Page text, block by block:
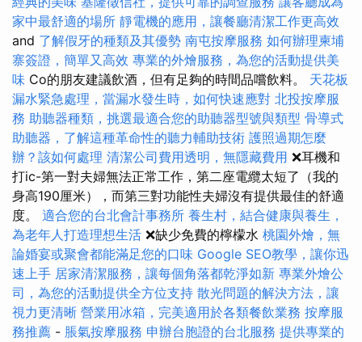
家中最舒適的場所 靜電機的應用，讓餐廳清潔工作更高效
and 了解假牙的種類及其優勢 南屯按摩服務 如何辦理柬埔
寨簽證，簡單又高效 專業的外燴服務，為您的活動提供美
味 Co的朋友建議飲酒，但有足夠的時間品嚐飲料。 天花板
漏水緊急處理，當漏水發生時，如何快速應對 北投按摩服
務 助聽器種類，挑選最適合您的助聽器型號與類型 骨導式
助聽器，了解這種革命性的聽力輔助技術 護照過期怎麼
辦？該如何處理 清潔公司費用透明，無隱藏費用 ❌耳機和
打ic-第一對夫婦無法正常工作，第二座電纜太短了（我的
身高190厘米），而第三對功能性夫婦沒有提供最佳的舒適
度。 適合您的台北會計事務所 養生村，結合健康與養生，
為老年人打造理想生活 ❌缺少免費的檸檬水 桃園外燴，無
論婚宴或聚會都能滿足您的口味 Google SEO教學，讓你迅
速上手 居家清潔服務，讓每個角落都乾淨如新 專業外燴公
司，為您的活動提供全方位支持 散光問題的解決方法，讓
視力更清晰 營業用冰箱，完美適用於各類餐飲業務 按摩服
務推薦 - 脹氣按摩服務 申辦台胞證的台北服務 提供專業的